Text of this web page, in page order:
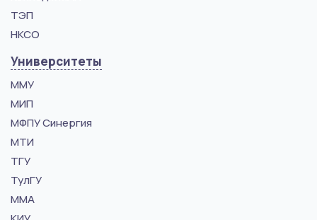
ТЭП
НКСО
Университеты
ММУ
МИП
МФПУ Синергия
МТИ
ТГУ
ТулГУ
ММА